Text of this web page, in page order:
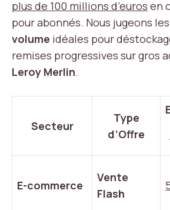
plus de 100 millions d’euros en
pour abonnés. Nous jugeons les
volume idéales pour
remises progressives sur gros
Leroy Merlin.
Secteur
Type
d’Offre
E-commerce
Vente
Flash